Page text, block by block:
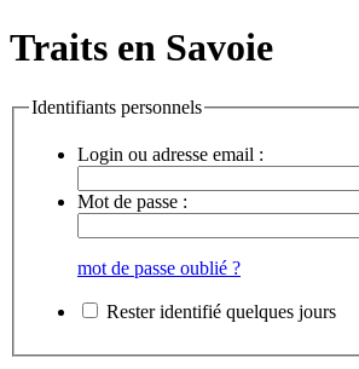
Traits en Savoie
Identifiants personnels
Login ou adresse email :
Mot de passe :
mot de passe oublié ?
Rester identifié quelques jours